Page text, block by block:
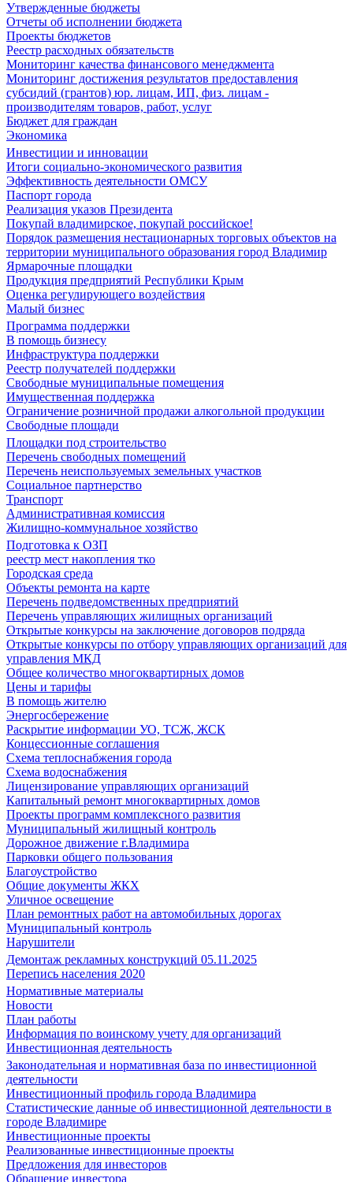
Утвержденные бюджеты
Отчеты об исполнении бюджета
Проекты бюджетов
Реестр расходных обязательств
Мониторинг качества финансового менеджмента
Мониторинг достижения результатов предоставления
субсидий (грантов) юр. лицам, ИП, физ. лицам -
производителям товаров, работ, услуг
Бюджет для граждан
Экономика
Инвестиции и инновации
Итоги социально-экономического развития
Эффективность деятельности ОМСУ
Паспорт города
Реализация указов Президента
Покупай владимирское, покупай российское!
Порядок размещения нестационарных торговых объектов на
территории муниципального образования город Владимир
Ярмарочные площадки
Продукция предприятий Республики Крым
Оценка регулирующего воздействия
Малый бизнес
Программа поддержки
В помощь бизнесу
Инфраструктура поддержки
Реестр получателей поддержки
Свободные муниципальные помещения
Имущественная поддержка
Ограничение розничной продажи алкогольной продукции
Свободные площади
Площадки под строительство
Перечень свободных помещений
Перечень неиспользуемых земельных участков
Социальное партнерство
Транспорт
Административная комиссия
Жилищно-коммунальное хозяйство
Подготовка к ОЗП
реестр мест накопления тко
Городская среда
Объекты ремонта на карте
Перечень подведомственных предприятий
Перечень управляющих жилищных организаций
Открытые конкурсы на заключение договоров подряда
Открытые конкурсы по отбору управляющих организаций для
управления МКД
Общее количество многоквартирных домов
Цены и тарифы
В помощь жителю
Энергосбережение
Раскрытие информации УО, ТСЖ, ЖСК
Концессионные соглашения
Схема теплоснабжения города
Схема водоснабжения
Лицензирование управляющих организаций
Капитальный ремонт многоквартирных домов
Проекты программ комплексного развития
Муниципальный жилищный контроль
Дорожное движение г.Владимира
Парковки общего пользования
Благоустройство
Общие документы ЖКХ
Уличное освещение
План ремонтных работ на автомобильных дорогах
Муниципальный контроль
Нарушители
Демонтаж рекламных конструкций 05.11.2025
Перепись населения 2020
Нормативные материалы
Новости
План работы
Информация по воинскому учету для организаций
Инвестиционная деятельность
Законодательная и нормативная база по инвестиционной
деятельности
Инвестиционный профиль города Владимира
Статистические данные об инвестиционной деятельности в
городе Владимире
Инвестиционные проекты
Реализованные инвестиционные проекты
Предложения для инвесторов
Обращение инвестора